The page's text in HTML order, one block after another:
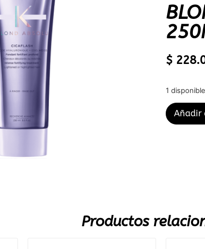
$
1
Añadir
Productos